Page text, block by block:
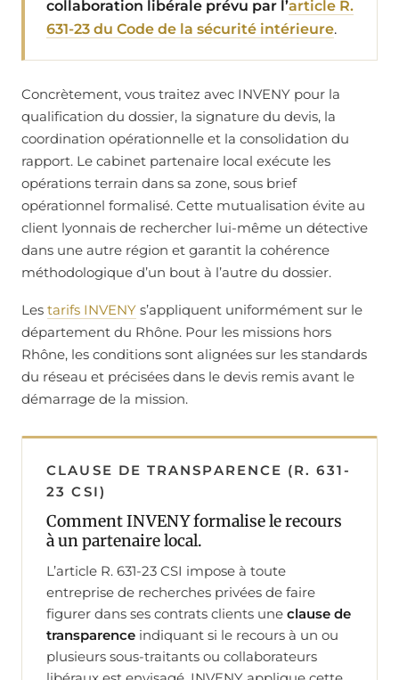
collaboration libérale prévu par l’article R.
631-23 du Code de la sécurité intérieure.
Concrètement, vous traitez avec INVENY pour la
qualification du dossier, la signature du devis, la
coordination opérationnelle et la consolidation du
rapport. Le cabinet partenaire local exécute les
opérations terrain dans sa zone, sous brief
opérationnel formalisé. Cette mutualisation évite au
client lyonnais de rechercher lui-même un détective
dans une autre région et garantit la cohérence
méthodologique d’un bout à l’autre du dossier.
Les tarifs INVENY s’appliquent uniformément sur le
département du Rhône. Pour les missions hors
Rhône, les conditions sont alignées sur les standards
du réseau et précisées dans le devis remis avant le
démarrage de la mission.
CLAUSE DE TRANSPARENCE (R. 631-
23 CSI)
Comment INVENY formalise le recours
à un partenaire local.
L’article R. 631-23 CSI impose à toute
entreprise de recherches privées de faire
figurer dans ses contrats clients uneclause de
transparence indiquant si le recours à un ou
plusieurs sous-traitants ou collaborateurs